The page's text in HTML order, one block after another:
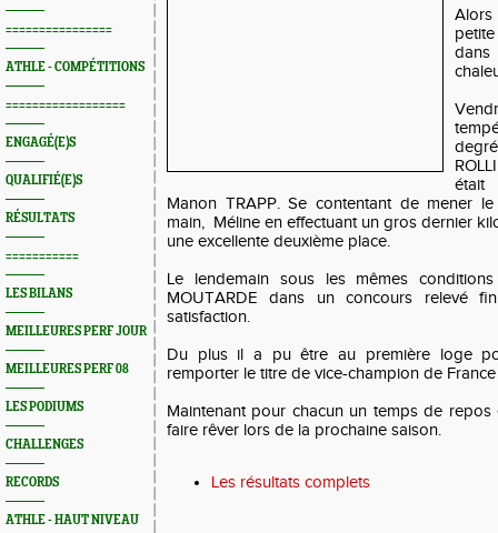
================
ATHLE - COMPÉTITIONS
==================
ENGAGÉ(E)S
QUALIFIÉ(E)S
RÉSULTATS
===========
LES BILANS
MEILLEURES PERF JOUR
MEILLEURES PERF 08
LES PODIUMS
CHALLENGES
RECORDS
ATHLE - HAUT NIVEAU
dans
était
Manon TRAPP. Se contentant de mener
main, Méline en effectuant un gros dernier
une excellente deuxième place.
Le lendemain sous les mêmes
MOUTARDE dans un concours relevé
satisfaction.
Du plus il a pu être au première loge
remporter le titre de vice-champion de
Maintenant pour chacun un temps de
faire rêver lors de la prochaine saison.
Les résultats complets